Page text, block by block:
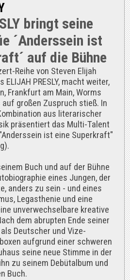
bringt seine
´Anderssein ist
auf die Bühne
Reihe von Steven Elijah
PRESLY, macht weiter,
Frankfurt am Main, Worms
großen Zuspruch stieß. In
aus literarischer
präsentiert das Multi-Talent
ist eine Superkraft"
Buch und auf der Bühne
eines Jungen, der
anders zu sein - und eines
Legasthenie und eine
unverwechselbare kreative
dem abrupten Ende seiner
Deutscher und Vize-
aufgrund einer schweren
seine neue Stimme in der
zu seinem Debütalbum und
Buch.